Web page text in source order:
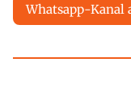
Whatsapp-Kanal